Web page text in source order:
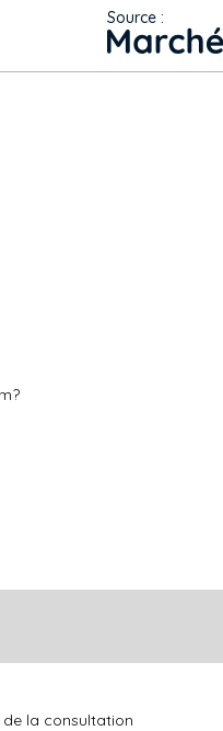
Source :
la consultation